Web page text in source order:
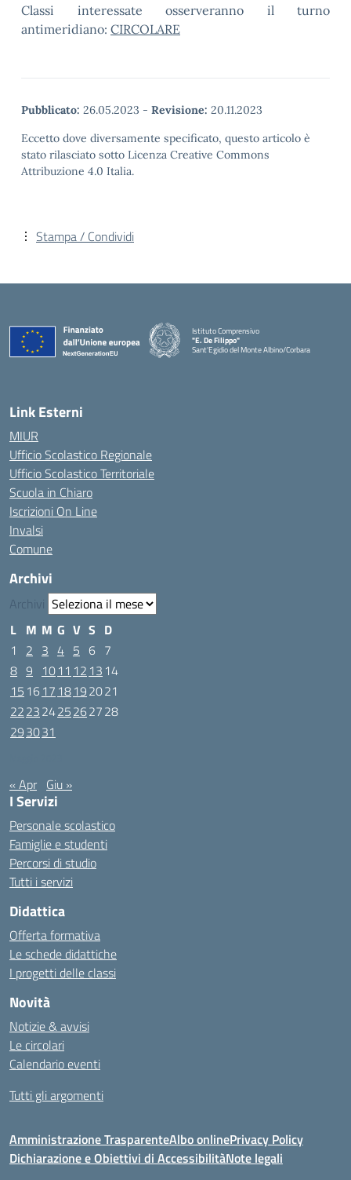
Classi interessate osserveranno il turno
antimeridiano: CIRCOLARE
Pubblicato: 26.05.2023 - Revisione: 20.11.2023
Eccetto dove diversamente specificato, questo articolo è
stato rilasciato sotto Licenza Creative Commons
Attribuzione 4.0 Italia.
Stampa / Condividi
Istituto Comprensivo
"E. De Filippo"
Sant'Egidio del Monte Albino/Corbara
Link Esterni
MIUR
Ufficio Scolastico Regionale
Ufficio Scolastico Territoriale
Scuola in Chiaro
Iscrizioni On Line
Invalsi
Comune
Archivi
Archivi
L M M G V S D
1
2 3 4 5 6 7
8 9 1011 12 13 14
15 1617 18192021
22232425262728
293031
« Apr Giu »
I Servizi
Personale scolastico
Famiglie e studenti
Percorsi di studio
Tutti i servizi
Didattica
Offerta formativa
Le schede didattiche
I progetti delle classi
Novità
Notizie & avvisi
Le circolari
Calendario eventi
Tutti gli argomenti
Amministrazione TrasparenteAlbo onlinePrivacy Policy
Dichiarazione e Obiettivi di AccessibilitàNote legali